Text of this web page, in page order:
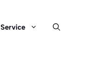
Service